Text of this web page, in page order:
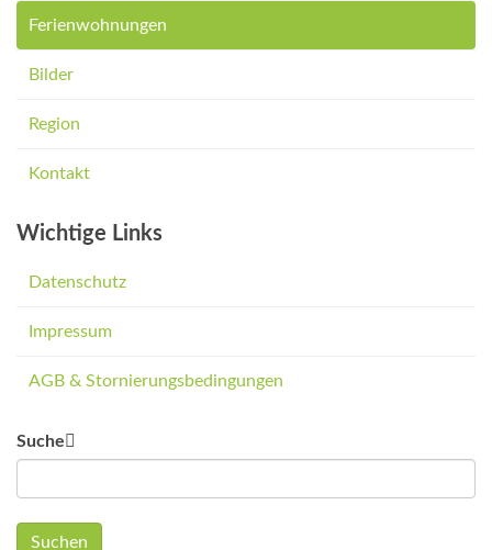
Ferienwohnungen
Bilder
Region
Kontakt
Wichtige Links
Datenschutz
Impressum
AGB & Stornierungsbedingungen
Suche
Suchen